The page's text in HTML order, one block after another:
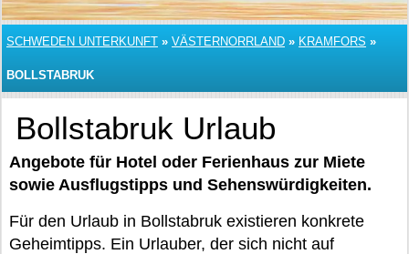
SCHWEDEN UNTERKUNFT » VÄSTERNORRLAND » KRAMFORS »
BOLLSTABRUK
Bollstabruk Urlaub
Angebote für Hotel oder Ferienhaus zur Miete
sowie Ausflugstipps und Sehenswürdigkeiten.
Für den Urlaub in Bollstabruk existieren konkrete
Geheimtipps. Ein Urlauber, der sich nicht auf